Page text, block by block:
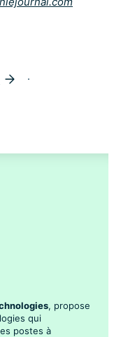
, propose
qui
postes à